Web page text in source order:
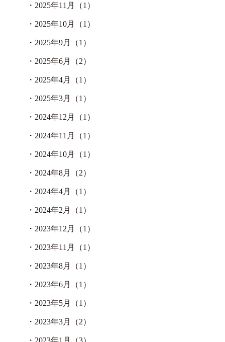
・ 2025年11月（1）
・ 2025年10月（1）
・ 2025年9月（1）
・ 2025年6月（2）
・ 2025年4月（1）
・ 2025年3月（1）
・ 2024年12月（1）
・ 2024年11月（1）
・ 2024年10月（1）
・ 2024年8月（2）
・ 2024年4月（1）
・ 2024年2月（1）
・ 2023年12月（1）
・ 2023年11月（1）
・ 2023年8月（1）
・ 2023年6月（1）
・ 2023年5月（1）
・ 2023年3月（2）
・ 2023年1月（3）